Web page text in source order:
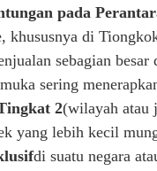
pada
khususnya di
sebagian
sering
2(wilayah atau
yang lebih kecil
di suatu negara